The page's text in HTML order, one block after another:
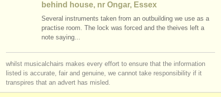
behind house, nr Ongar, Essex
Several instruments taken from an outbuilding we use as a
practise room. The lock was forced and the theives left a
note saying...
whilst musicalchairs makes every effort to ensure that the information
listed is accurate, fair and genuine, we cannot take responsibility if it
transpires that an advert has misled.